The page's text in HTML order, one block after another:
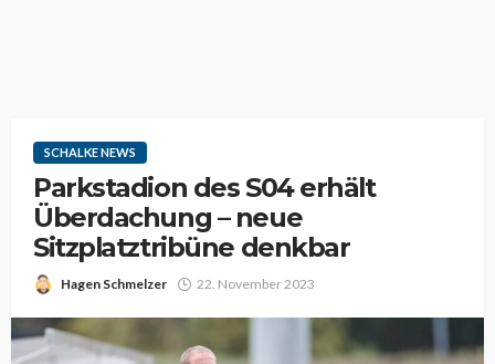
SCHALKE NEWS
Parkstadion des S04 erhält
Überdachung – neue
Sitzplatztribüne denkbar
Hagen Schmelzer 22. November 2023